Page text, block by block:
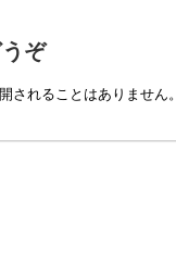
ぞ
されることはありません。